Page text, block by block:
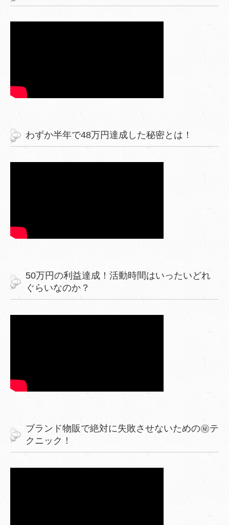
わずか半年で48万円達成した秘密とは！
50万円の利益達成！活動時間はいったいどれ
ぐらいなのか？
ブランド物販で絶対に失敗させないための㊙︎テ
クニック！